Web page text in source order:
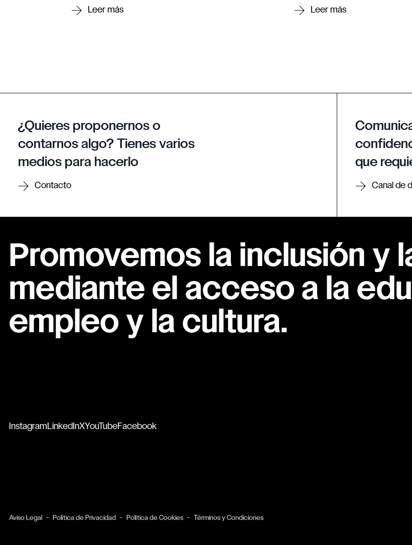
¿Quieres proponernos o
contarnos algo? Tienes varios
medios para hacerlo
Contacto
que
Canal de
Promovemos la inclusión y
mediante el acceso a la
empleo y la cultura.
Instagram LinkedInXYouTubeFacebook
Aviso Legal Política de Privacidad Política de Cookies Términos y Condiciones